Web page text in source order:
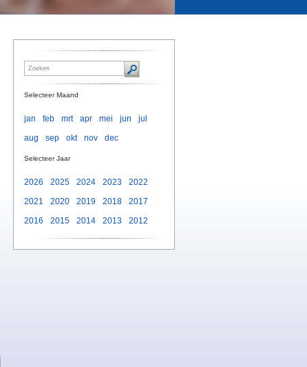
Selecteer Maand
jan feb mrt apr mei jun
jul
aug
sep okt nov dec
Selecteer Jaar
2026 2025 2024 2023
2022
2021
2020 2019 2018
2017
2016
2015 2014 2013 2012